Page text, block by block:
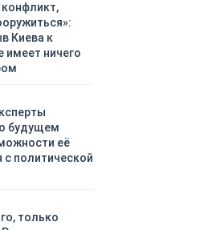
Калужской,
Республики
Киева к
имеет ничего
будущем
её
с политической
только